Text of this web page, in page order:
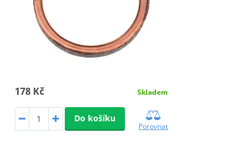
178 Kč Skladem
Do košíku
Porovnat